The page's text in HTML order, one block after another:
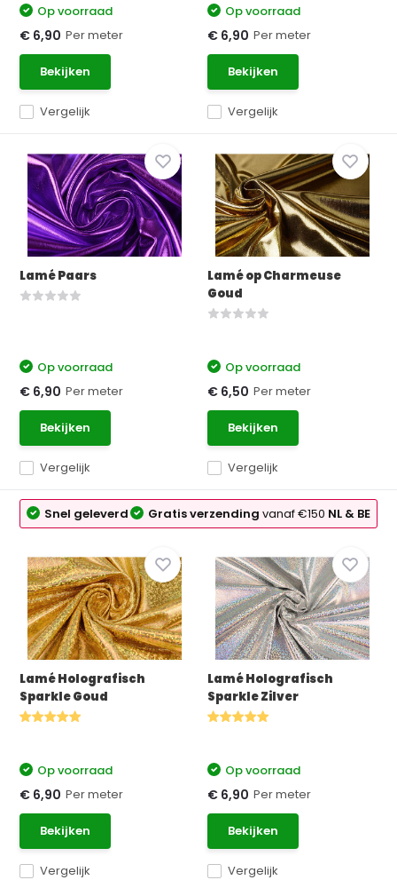
Vergelijk
Op voorraad
€ 6,90 Per meter
Bekijken
Vergelijk
Op voorraad
€ 6,90 Per meter
Bekijken
Lamé Paars
Vergelijk
Op voorraad
€ 6,90 Per meter
Bekijken
Lamé op Charmeuse
Goud
Vergelijk
Op voorraad
€ 6,50 Per meter
Bekijken
Snel geleverd Gratis verzendingvanaf €150 NL & BE
Lamé Holografisch
Sparkle Goud
Vergelijk
Op voorraad
€ 6,90 Per meter
Bekijken
Lamé Holografisch
Sparkle Zilver
Vergelijk
Op voorraad
€ 6,90 Per meter
Bekijken